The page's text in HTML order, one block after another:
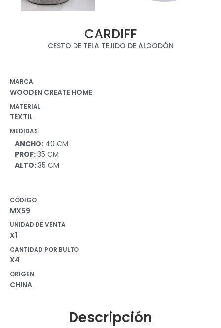
CARDIFF
CESTO DE TELA TEJIDO DE ALGODÓN
MARCA
WOODEN CREATE HOME
MATERIAL
TEXTIL
MEDIDAS
ANCHO: 40 CM
PROF: 35 CM
ALTO: 35 CM
CÓDIGO
MX59
UNIDAD DE VENTA
X1
CANTIDAD POR BULTO
X4
ORIGEN
CHINA
Descripción